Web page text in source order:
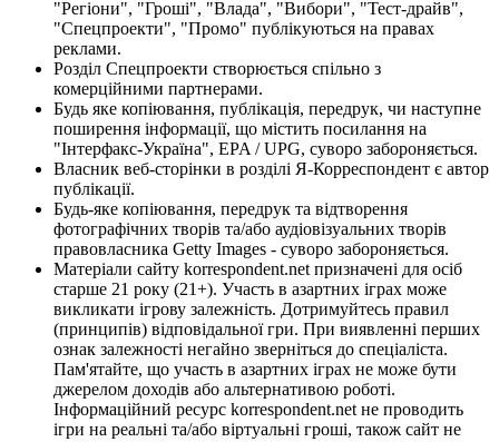
"Регіони", "Гроші", "Влада", "Вибори", "Тест-драйв",
"Спецпроекти", "Промо" публікуються на правах
реклами.
Розділ Спецпроекти створюється спільно з
комерційними партнерами.
Будь яке копіювання, публікація, передрук, чи наступне
поширення інформації, що містить посилання на
"Інтерфакс-Україна", EPA / UPG, суворо забороняється.
Власник веб-сторінки в розділі Я-Корреспондент є автор
публікації.
Будь-яке копіювання, передрук та відтворення
фотографічних творів та/або аудіовізуальних творів
правовласника Getty Images - суворо забороняється.
Матеріали сайту korrespondent.net призначені для осіб
старше 21 року (21+). Участь в азартних іграх може
викликати ігрову залежність. Дотримуйтесь правил
(принципів) відповідальної гри. При виявленні перших
ознак залежності негайно зверніться до спеціаліста.
Пам'ятайте, що участь в азартних іграх не може бути
джерелом доходів або альтернативою роботі.
Інформаційний ресурс korrespondent.net не проводить
ігри на реальні та/або віртуальні гроші, також сайт не